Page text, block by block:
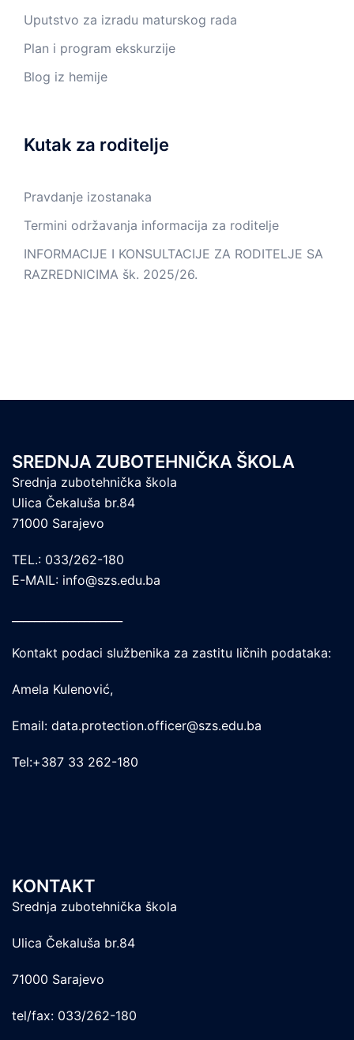
Uputstvo za izradu maturskog rada
Plan i program ekskurzije
Blog iz hemije
Kutak za roditelje
Pravdanje izostanaka
Termini održavanja informacija za roditelje
INFORMACIJE I KONSULTACIJE ZA RODITELJE SA
RAZREDNICIMA šk. 2025/26.
SREDNJA ZUBOTEHNIČKA ŠKOLA
Srednja zubotehnička škola
Ulica Čekaluša br.84
71000 Sarajevo
TEL.: 033/262-180
E-MAIL: info@szs.edu.ba
Kontakt podaci službenika za zastitu ličnih podataka:
Amela Kulenović,
Email: data.protection.officer@szs.edu.ba
Tel:+387 33 262-180
KONTAKT
Srednja zubotehnička škola
Ulica Čekaluša br.84
71000 Sarajevo
tel/fax: 033/262-180